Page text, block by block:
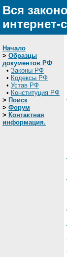
Вся
интернет-
Начало
> Образцы
документов РФ
• Законы РФ
• Кодексы РФ
• Устав РФ
• Конституция РФ
> Поиск
> Форум
> Контактная
информация.